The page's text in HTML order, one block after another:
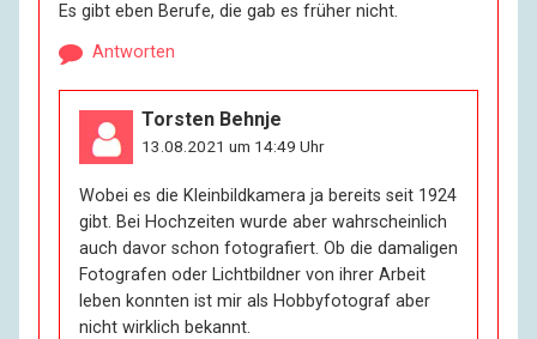
Es gibt eben Berufe, die gab es früher nicht.
Antworten
Torsten Behnje
13.08.2021 um 14:49 Uhr
Wobei es die Kleinbildkamera ja bereits seit 1924
gibt. Bei Hochzeiten wurde aber wahrscheinlich
auch davor schon fotografiert. Ob die damaligen
Fotografen oder Lichtbildner von ihrer Arbeit
leben konnten ist mir als Hobbyfotograf aber
nicht wirklich bekannt.